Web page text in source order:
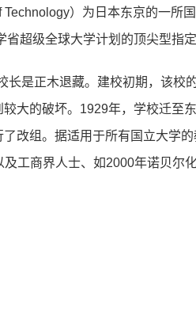
）为⽇本东京的⼀所
省超级全球⼤学计划的顶尖型指
是正⽊退藏。建校初期，该校
⼤的破坏。1929年，学校迁⾄
改组。据适⽤于所有国⽴⼤学
⼯商界⼈⼠、如2000年诺⻉尔